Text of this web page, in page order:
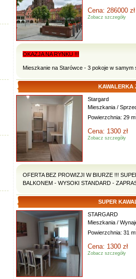
Cena: 286000 zł
Zobacz szczegóły
OKAZJA NA RYNKU !!!
Mieszkanie na Starówce - 3 pokoje w
KAWALERKA
Stargard
Mieszkania /
Powierzchnia: 29 m
Cena: 1300 zł
Zobacz szczegóły
OFERTA BEZ PROWIZJI W BIURZE !!!
BALKONEM - WYSOKI STANDARD -
SUPER
STARGARD
Mieszkania /
Powierzchnia: 31 m
Cena: 1300 zł
Zobacz szczegóły